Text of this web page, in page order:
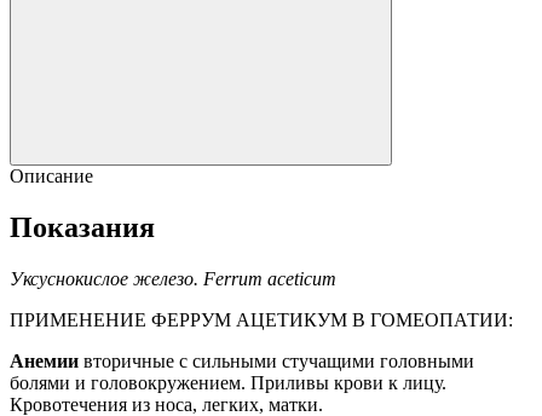
Описание
Показания
Уксуснокислое железо. Ferrum aceticum
ПРИМЕНЕНИЕ ФЕРРУМ АЦЕТИКУМ В ГОМЕОПАТИИ:
Анемии вторичные с сильными стучащими головными
болями и головокружением. Приливы крови к лицу.
Кровотечения из носа, легких, матки.